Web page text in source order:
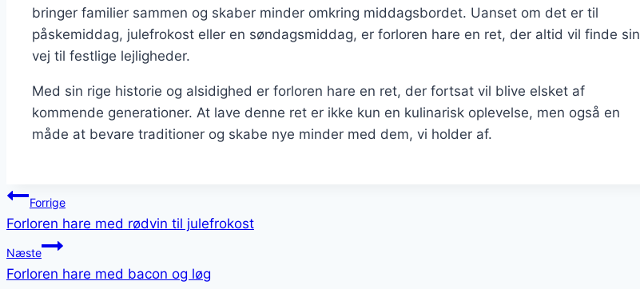
bringer familier sammen og skaber minder omkring middagsbordet. Uanset om det er til
påskemiddag, julefrokost eller en søndagsmiddag, er forloren hare en ret, der altid vil finde sin
vej til festlige lejligheder.
Med sin rige historie og alsidighed er forloren hare en ret, der fortsat vil blive elsket af
kommende generationer. At lave denne ret er ikke kun en kulinarisk oplevelse, men også en
måde at bevare traditioner og skabe nye minder med dem, vi holder af.
Indlægsnavigation
Forrige
Forloren hare med rødvin til julefrokost
Næste
Forloren hare med bacon og løg